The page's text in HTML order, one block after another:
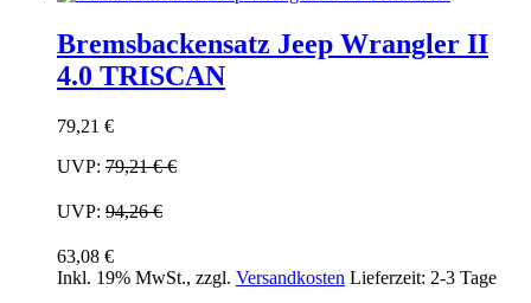
Bremsbackensatz Jeep Wrangler II
4.0 TRISCAN
79,21 €
UVP: 79,21 €€
UVP: 94,26 €
63,08 €
Inkl. 19% MwSt., zzgl. Versandkosten Lieferzeit: 2-3 Tage